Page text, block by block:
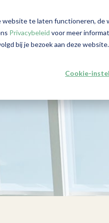
website te laten functioneren,
Privacybeleid voor meer
bij je bezoek aan deze
Cookie-